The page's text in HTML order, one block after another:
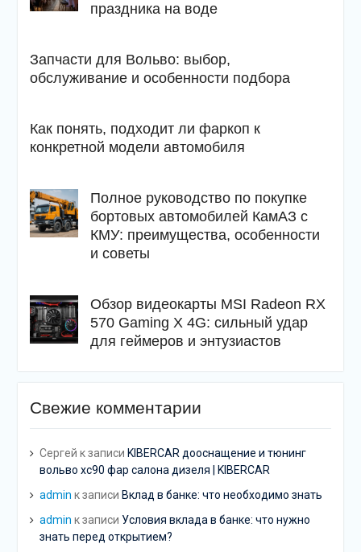
праздника на воде
Запчасти для Вольво: выбор,
обслуживание и особенности подбора
Как понять, подходит ли фаркоп к
конкретной модели автомобиля
Полное руководство по покупке
бортовых автомобилей КамАЗ с
КМУ: преимущества, особенности
и советы
Обзор видеокарты MSI Radeon RX
570 Gaming X 4G: сильный удар
для геймеров и энтузиастов
Свежие комментарии
Сергей к записи KIBERCAR дооснащение и тюнинг
вольво хс90 фар салона дизеля | KIBERCAR
admin к записи Вклад в банке: что необходимо знать
admin к записи Условия вклада в банке: что нужно
знать перед открытием?